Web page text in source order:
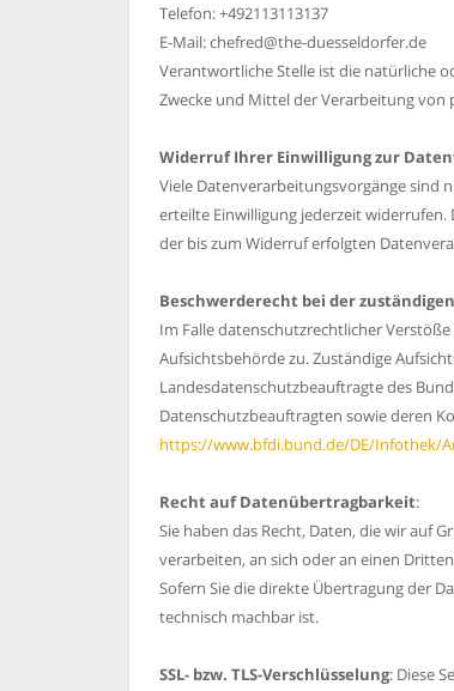
Telefon: +492113113137
E-Mail: chefred@the-duesseldorfer.de
Verantwortliche Stelle ist die natürliche
Zwecke und Mittel der Verarbeitung von
Widerruf Ihrer Einwilligung zur
Viele Datenverarbeitungsvorgänge sind
erteilte Einwilligung jederzeit
der bis zum Widerruf erfolgten
Beschwerderecht bei der
Im Falle datenschutzrechtlicher
Aufsichtsbehörde zu. Zuständige
Landesdatenschutzbeauftragte des
Datenschutzbeauftragten sowie deren
https://www.bfdi.bund.de/DE/Infothek/
Recht auf Datenübertragbarkeit:
Sie haben das Recht, Daten, die wir auf
verarbeiten, an sich oder an einen
Sofern Sie die direkte Übertragung der
technisch machbar ist.
SSL- bzw. TLS-Verschlüsselung: Diese